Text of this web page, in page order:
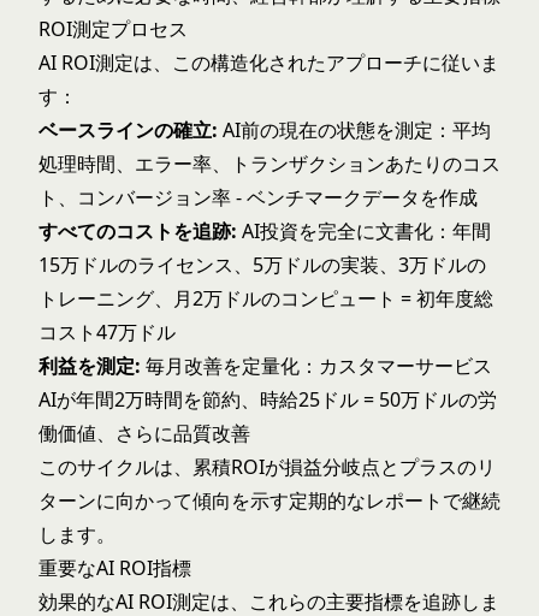
ROI測定プロセス
AI ROI測定は、この構造化されたアプローチに従いま
す：
ベースラインの確立: AI前の現在の状態を測定：平均
処理時間、エラー率、トランザクションあたりのコス
ト、コンバージョン率 - ベンチマークデータを作成
すべてのコストを追跡: AI投資を完全に文書化：年間
15万ドルのライセンス、5万ドルの実装、3万ドルの
トレーニング、月2万ドルのコンピュート = 初年度総
コスト47万ドル
利益を測定: 毎月改善を定量化：カスタマーサービス
AIが年間2万時間を節約、時給25ドル = 50万ドルの労
働価値、さらに品質改善
このサイクルは、累積ROIが損益分岐点とプラスのリ
ターンに向かって傾向を示す定期的なレポートで継続
します。
重要なAI ROI指標
効果的なAI ROI測定は、これらの主要指標を追跡しま